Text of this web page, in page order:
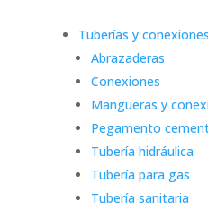
Tuberías y conexiones
Abrazaderas
Conexiones
Mangueras y
Pegamento
Tubería hidráulica
Tubería para gas
Tubería sanitaria